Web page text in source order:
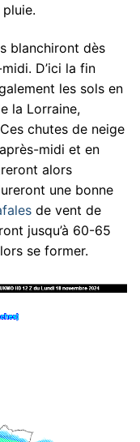
blanchiront dès
D’ici la fin
les sols en
la Lorraine,
chutes de neige
midi et en
alors
une bonne
de vent de
jusqu’à 60-65
se former.